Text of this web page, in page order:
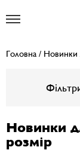
Головна / Новинки
Новинки
розмір